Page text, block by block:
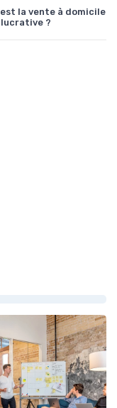
est la vente à domicile
lucrative ?